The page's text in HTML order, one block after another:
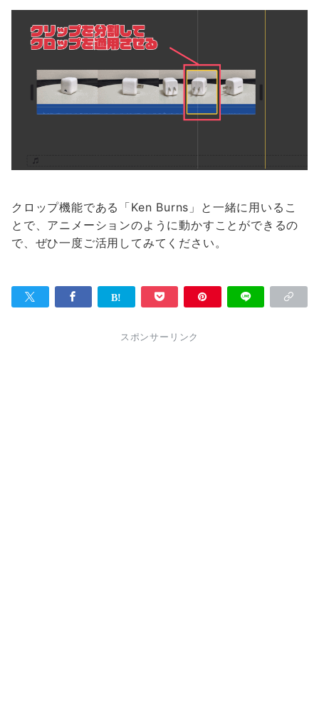
クロップ機能である「Ken Burns」と一緒に用いるこ
とで、アニメーションのように動かすことができるの
で、ぜひ一度ご活用してみてください。
スポンサーリンク